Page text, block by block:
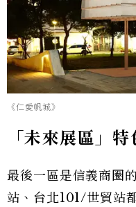
《仁愛帆城》
「未來展區」
最後一區是信義商圈
站、台北101/世貿站